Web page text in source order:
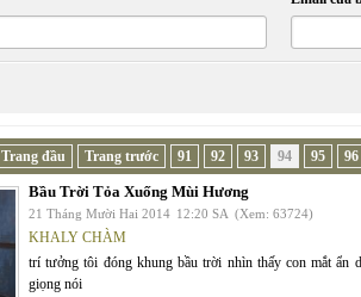
Trang đầu Trang trước 91 92 93 94 95 96
Bầu Trời Tỏa Xuống Mùi Hương
21 Tháng Mười Hai 2014 12:20 SA (Xem: 63724)
KHALY CHÀM
trí tưởng tôi đóng khung bầu trời nhìn thấy con mắt ẩn
giọng nói